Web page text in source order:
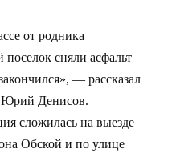
от родника
поселок сняли асфальт
— рассказал
Юрий Денисов.
сложилась на выезде
Обской и по улице